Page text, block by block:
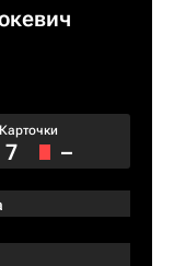
Карточки
7 –